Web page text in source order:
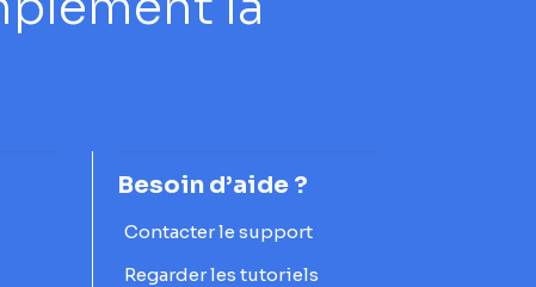
Besoin d’aide ?
Contacter le support
Regarder les tutoriels